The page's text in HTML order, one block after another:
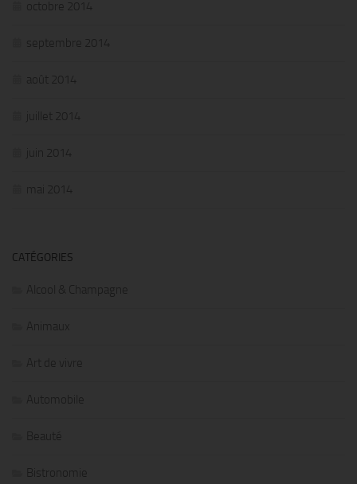
octobre 2014
septembre 2014
août 2014
juillet 2014
juin 2014
mai 2014
CATÉGORIES
Alcool & Champagne
Animaux
Art de vivre
Automobile
Beauté
Bistronomie